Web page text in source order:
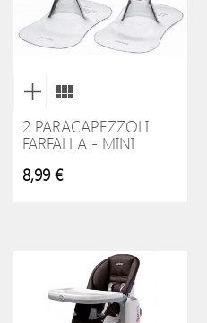
2 PARACAPEZZOLI
FARFALLA - MINI
8,99 €